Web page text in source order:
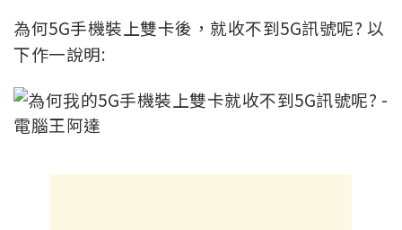
為何5G手機裝上雙卡後，就收不到5G訊號呢? 以
下作一說明: